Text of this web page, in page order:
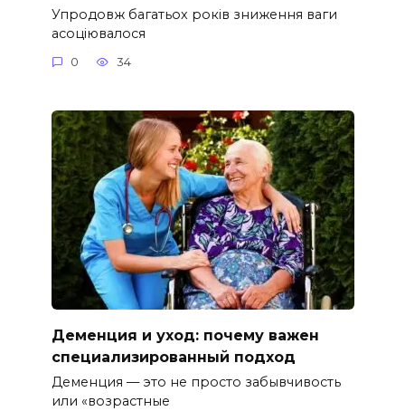
Упродовж багатьох років зниження ваги
асоціювалося
0 34
Деменция и уход: почему важен
специализированный подход
Деменция — это не просто забывчивость
или «возрастные